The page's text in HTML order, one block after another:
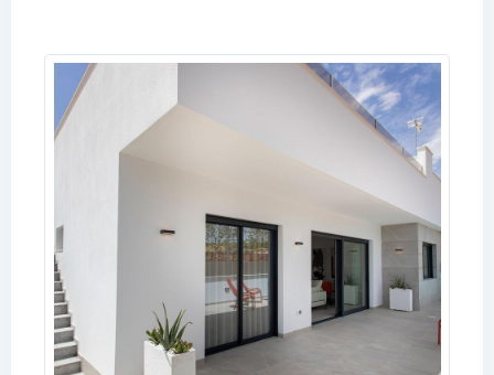
LOGIN
No apps configured. Please contact
your administrator.